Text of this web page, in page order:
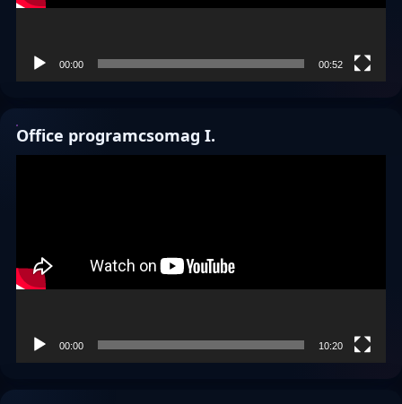
00:00 00:52
Office programcsomag I.
00:00 10:20